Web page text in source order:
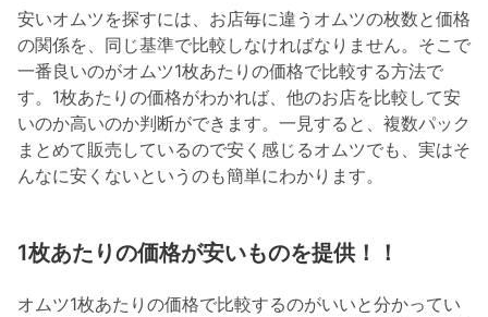
安いオムツを探すには、お店毎に違うオムツの枚数と価格
の関係を、同じ基準で比較しなければなりません。そこで
一番良いのがオムツ1枚あたりの価格で比較する方法で
す。1枚あたりの価格がわかれば、他のお店を比較して安
いのか高いのか判断ができます。一見すると、複数パック
まとめて販売しているので安く感じるオムツでも、実はそ
んなに安くないというのも簡単にわかります。
1枚あたりの価格が安いものを提供！！
オムツ1枚あたりの価格で比較するのがいいと分かってい